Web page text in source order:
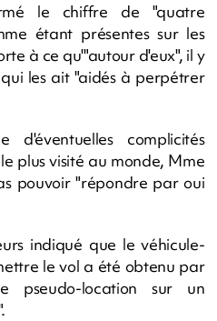
le chiffre de "quatre
étant présentes sur les
à ce qu'"autour d'eux", il y
les ait "aidés à perpétrer
d'éventuelles complicités
plus visité au monde, Mme
pouvoir "répondre par oui
indiqué que le véhicule-
le vol a été obtenu par
pseudo-location sur un